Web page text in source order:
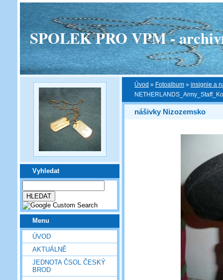
SPOLEK PRO VPM -
Vyhledat
Menu
ÚVOD
AKTUÁLNĚ
JEDNOTA ČSOL ČESKÝ
BROD
Úvod » Fotoalbum » insignie a
nášivky Nizozemsko